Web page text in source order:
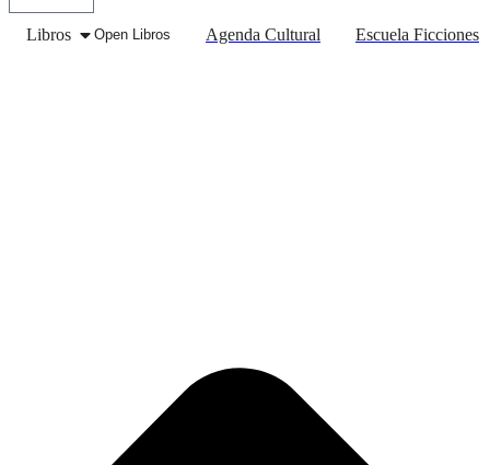
Libros Open Libros Agenda Cultural Escuela Ficciones